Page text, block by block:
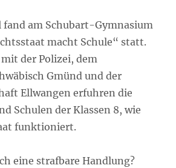
fand am Schubart-Gymnasium
macht Schule“ statt.
der Polizei, dem
Gmünd und der
Ellwangen erfuhren die
Schulen der Klassen 8, wie
funktioniert.
eine strafbare Handlung?